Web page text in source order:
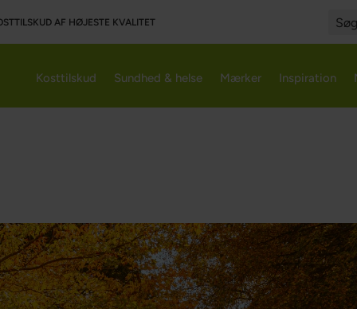
AF HØJESTE KVALITET
Kosttilskud Sundhed & helse Mærker Inspiration